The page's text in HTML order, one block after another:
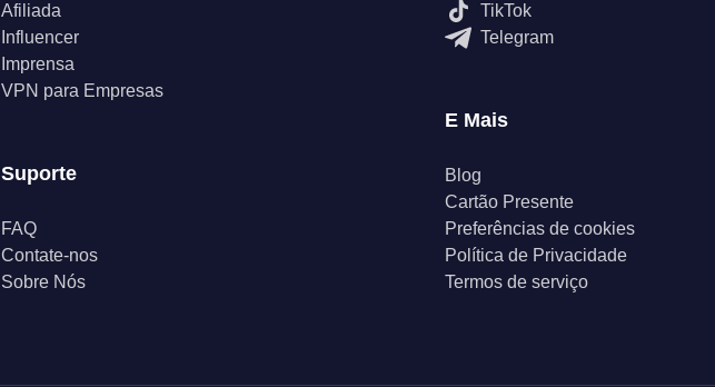
Afiliada
Influencer
Imprensa
VPN para Empresas
Suporte
FAQ
Contate-nos
Sobre Nós
TikTok
Telegram
E Mais
Blog
Cartão Presente
Preferências de cookies
Política de Privacidade
Termos de serviço